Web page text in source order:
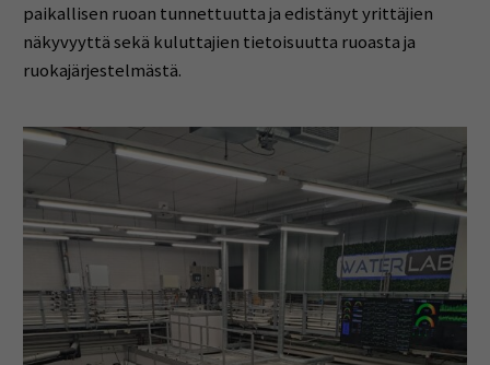
paikallisen ruoan tunnettuutta ja edistänyt yrittäjien
näkyvyyttä sekä kuluttajien tietoisuutta ruoasta ja
ruokajärjestelmästä.